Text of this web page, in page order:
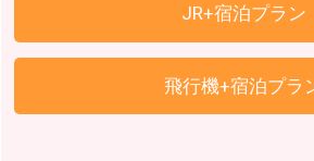
JR+宿泊プラン
飛行機+宿泊プラ